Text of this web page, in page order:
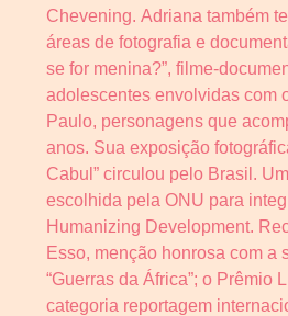
Chevening. Adriana também
áreas de fotografia e
se for menina?”, filme-
adolescentes envolvidas com
Paulo, personagens que
anos. Sua exposição
Cabul” circulou pelo Brasil.
escolhida pela ONU para
Humanizing Development.
Esso, menção honrosa com a
“Guerras da África”; o Prêmio
categoria reportagem